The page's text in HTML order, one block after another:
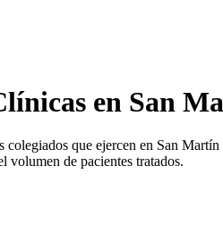
en San
que ejercen en San
volumen de pacientes tratados.